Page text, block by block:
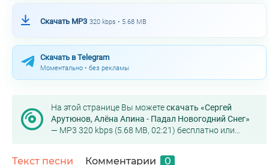
Скачать MP3 320 kbps • 5.68 MB
Скачать в Telegram
Моментально • без рекламы
На этой странице Вы можетескачать «Сергей
Арутюнов, Алёна Апина - Падал Новогодний Снег»
— MP3 320 kbps (5.68 MB, 02:21) бесплатно или
Текст песни Комментарии 0